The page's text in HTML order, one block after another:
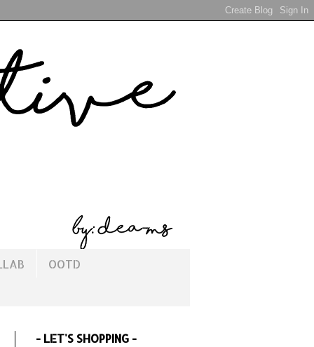
OOTD
- LET'S SHOPPING -